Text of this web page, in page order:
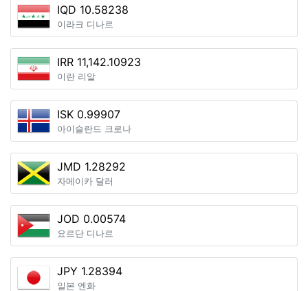
IQD 10.58238
이라크 디나르
IRR 11,142.10923
이란 리알
ISK 0.99907
아이슬란드 크로나
JMD 1.28292
자메이카 달러
JOD 0.00574
요르단 디나르
JPY 1.28394
일본 엔화